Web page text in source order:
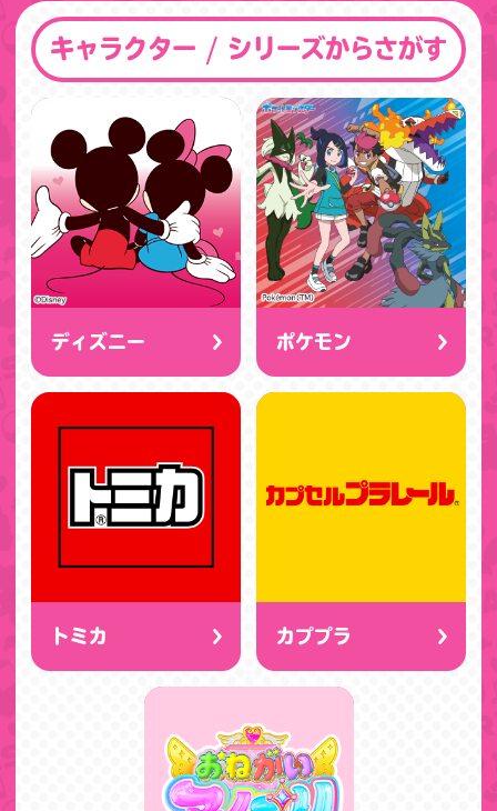
キャラクター / シリーズからさがす
ディズニー ポケモン
トミカ カププラ